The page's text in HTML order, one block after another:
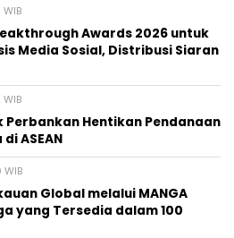
Awards 2026 untuk
Media Sosial, Distribusi Siaran
Perbankan Hentikan Pendanaan
ASEAN
Global melalui MANGA
yang Tersedia dalam 100